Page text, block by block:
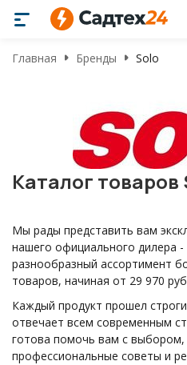
Главная Бренды Solo
Каталог товаров
Мы рады представить вам
нашего официального дилера -
разнообразный ассортимент
товаров, начиная от 29 970
Каждый продукт прошел
отвечает всем современным
готова помочь вам с выбором,
профессиональные советы и